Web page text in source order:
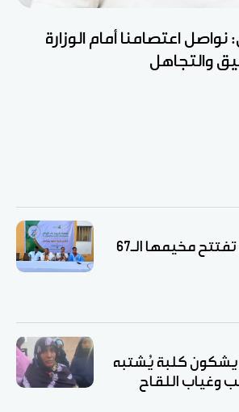
نواصل اعتصامنا أمام الوزارة
والتجاهل
شبيبة بناء الوطن تفتتح مخيمها الـ67
كلبة يُشتبه
وغياب اللقاح